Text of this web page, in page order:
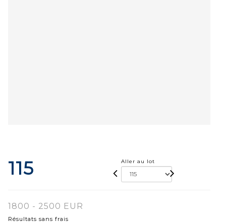
115 Aller au lot
1800 - 2500 EUR
Résultats sans frais